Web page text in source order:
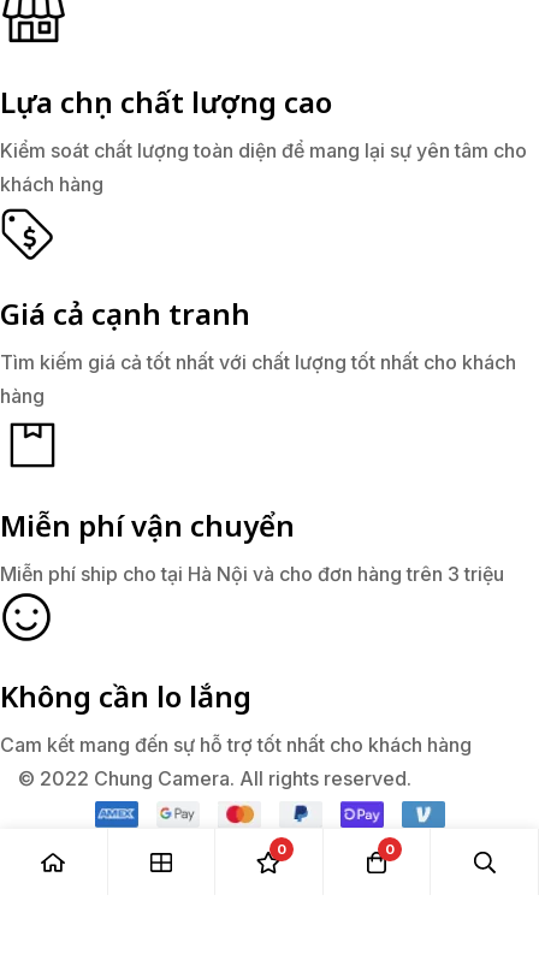
Lựa chọn chất lượng cao
Kiểm soát chất lượng toàn diện để mang lại sự yên tâm cho
khách hàng
Giá cả cạnh tranh
Tìm kiếm giá cả tốt nhất với chất lượng tốt nhất cho khách
hàng
Miễn phí vận chuyển
Miễn phí ship cho tại Hà Nội và cho đơn hàng trên 3 triệu
Không cần lo lắng
Cam kết mang đến sự hỗ trợ tốt nhất cho khách hàng
© 2022 Chung Camera. All rights reserved.
0 0